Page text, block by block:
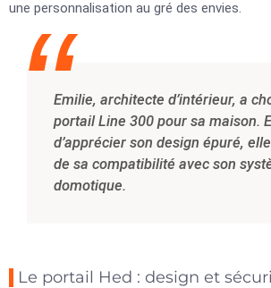
une personnalisation au gré des envies.
Emilie, architecte d’intérieur, a
portail Line 300 pour sa maison.
d’apprécier son design épuré,
de sa compatibilité avec son
domotique.
Le portail Hed : design et